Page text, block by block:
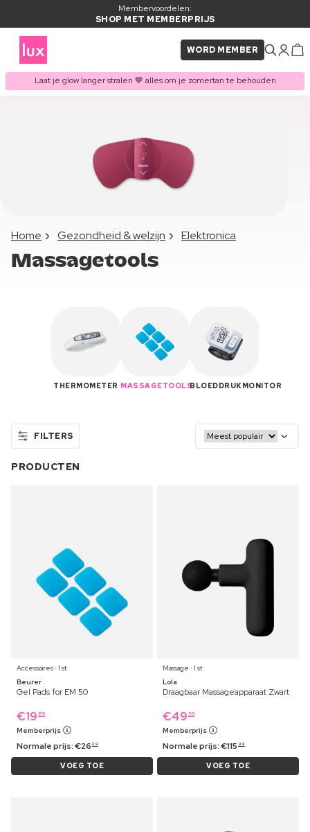
Membervoordelen:
SHOP MET MEMBERPRIJS
WORD MEMBER
Laat je glow langer stralen 🤎 alles om je zomertan te behouden
Home Gezondheid & welzijn Elektronica
Massagetools
THERMOMETER MASSAGETOOLSBLOEDDRUKMONITOR
FILTERS
PRODUCTEN
Accessoires ⋅ 1 st
Beurer
Gel Pads for EM 50
€19 89
Memberprijs
Normale prijs:€26 29
VOEG TOE
Massage ⋅ 1 st
Lola
Draagbaar Massageapparaat Zwart
€49 39
Memberprijs
Normale prijs:€115 99
VOEG TOE